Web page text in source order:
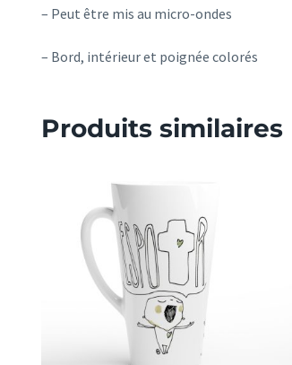
– Peut être mis au micro-ondes
– Bord, intérieur et poignée colorés
Produits similaires